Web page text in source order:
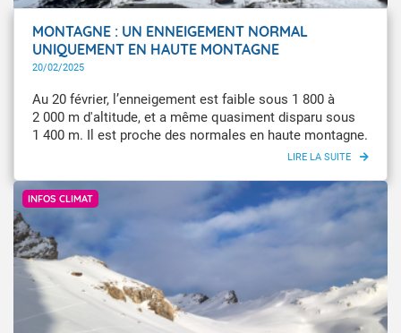
MONTAGNE : UN ENNEIGEMENT NORMAL
UNIQUEMENT EN HAUTE MONTAGNE
20/02/2025
Au 20 février, l’enneigement est faible sous 1 800 à
2 000 m d'altitude, et a même quasiment disparu sous
1 400 m. Il est proche des normales en haute montagne.
INFOS CLIMAT
Axel Bouchet / Météo-France